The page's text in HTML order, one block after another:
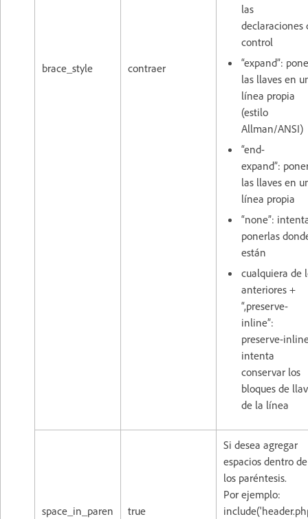
brace_style contraer
las
declaraciones
control
“expand”:
las llaves en
línea propia
(estilo
Allman/ANSI)
“end-
expand”:
las llaves en
línea propia
“none”:
ponerlas
están
cualquiera de
anteriores +
“,preserve-
inline”:
preserve-
intenta
conservar los
bloques de
de la línea
space_in_paren true
Si desea agregar
espacios dentro de
los paréntesis.
Por ejemplo: